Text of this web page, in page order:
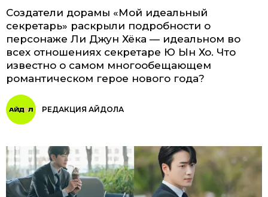
Создатели дорамы «Мой идеальный
секретарь» раскрыли подробности о
персонаже Ли Джун Хёка — идеальном во
всех отношениях секретаре Ю Ын Хо. Что
известно о самом многообещающем
романтическом герое нового года?
РЕДАКЦИЯ АЙДОЛА